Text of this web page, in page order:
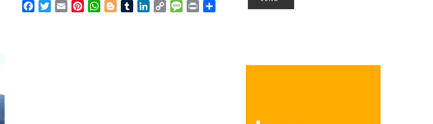
FacebookTwitterEmail PinterestWhatsAppBloggerTumblrLinkedIn
Copy Message
Print